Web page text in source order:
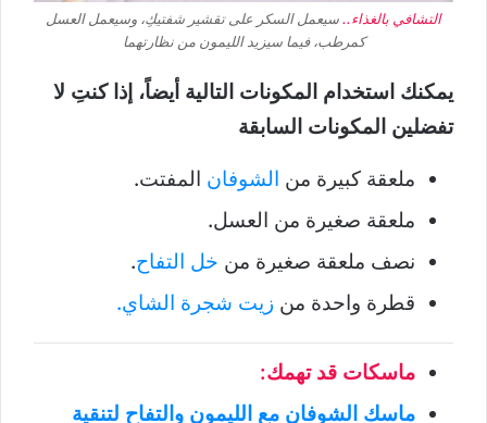
التشافي بالغذاء..سيعمل السكر على تقشير شفتيكِ، وسيعمل العسل
كمرطب، فيما سيزيد الليمون من نظارتهما
يمكنك استخدام المكونات التالية أيضاً، إذا كنتِ لا
تفضلين المكونات السابقة
ملعقة كبيرة من الشوفان المفتت.
ملعقة صغيرة من العسل.
نصف ملعقة صغيرة من خل التفاح.
قطرة واحدة من زيت شجرة الشاي.
ماسكات قد تهمك:
ماسك الشوفان مع الليمون والتفاح لتنقية